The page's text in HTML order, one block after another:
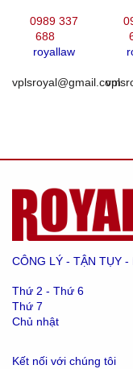
0989 337
688
royallaw
vplsroyal@gmail.com
CÔNG LÝ - TẬN TỤY -
Thứ 2 - Thứ 6
Thứ 7
Chủ nhật
Kết nối với chúng tôi